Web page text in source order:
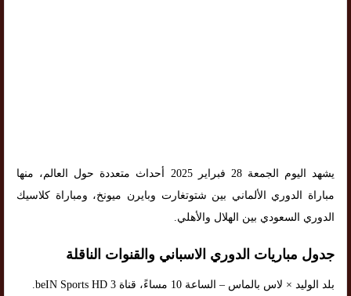
يشهد اليوم الجمعة 28 فبراير 2025 أحداث متعددة حول العالم، منها
مباراة الدوري الألماني بين شتوتغارت وبايرن ميونخ، ومباراة كلاسيك
الدوري السعودي بين الهلال والأهلي.
جدول مباريات الدوري الاسباني والقنوات الناقلة
بلد الوليد × لاس بالماس – الساعة 10 مساءً، قناة beIN Sports HD 3.